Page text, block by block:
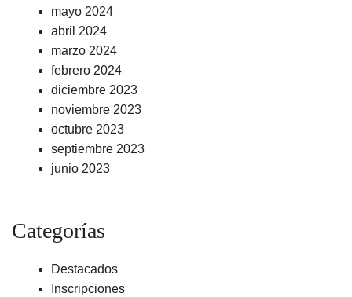
mayo 2024
abril 2024
marzo 2024
febrero 2024
diciembre 2023
noviembre 2023
octubre 2023
septiembre 2023
junio 2023
Categorías
Destacados
Inscripciones